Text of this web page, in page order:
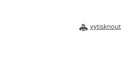
vytisknout